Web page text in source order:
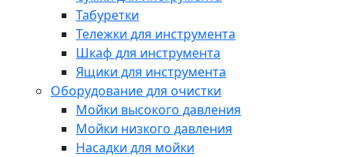
Табуретки
Тележки для инструмента
Шкаф для инструмента
Ящики для инструмента
Оборудование для очистки
Мойки высокого давления
Мойки низкого давления
Насадки для мойки